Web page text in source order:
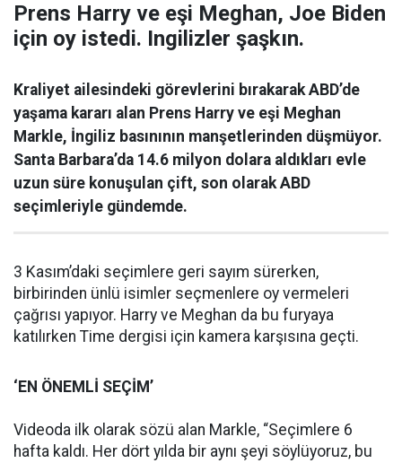
Prens Harry ve eşi Meghan, Joe Biden
için oy istedi. Ingilizler şaşkın.
Kraliyet ailesindeki görevlerini bırakarak ABD’de
yaşama kararı alan Prens Harry ve eşi Meghan
Markle, İngiliz basınının manşetlerinden düşmüyor.
Santa Barbara’da 14.6 milyon dolara aldıkları evle
uzun süre konuşulan çift, son olarak ABD
seçimleriyle gündemde.
3 Kasım’daki seçimlere geri sayım sürerken,
birbirinden ünlü isimler seçmenlere oy vermeleri
çağrısı yapıyor. Harry ve Meghan da bu furyaya
katılırken Time dergisi için kamera karşısına geçti.
‘EN ÖNEMLİ SEÇİM’
Videoda ilk olarak sözü alan Markle, “Seçimlere 6
hafta kaldı. Her dört yılda bir aynı şeyi söylüyoruz, bu